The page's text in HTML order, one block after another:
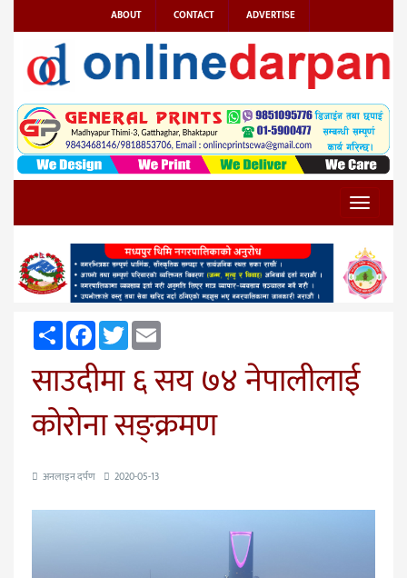
ABOUT CONTACT ADVERTISE
Toggle
ShareFacebook
Twitter
साउदीमा ६ सय ७४ नेपालीलाई
कोरोना सङ्क्रमण
अनलाइन दर्पण 2020-05-13